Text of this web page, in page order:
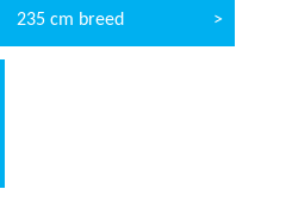
235 cm breed